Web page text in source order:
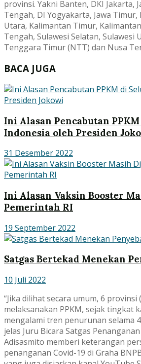
provinsi. Yakni Banten, DKI Jakarta,
Tengah, DI Yogyakarta, Jawa Timur,
Utara, Kalimantan Timur,
Tengah, Sulawesi Selatan, Sulawesi
Tenggara Timur (NTT) dan Nusa
BACA JUGA
Ini Alasan Pencabutan
Indonesia oleh Presiden
31 Desember 2022
Ini Alasan Vaksin Booster
Pemerintah RI
19 September 2022
Satgas Bertekad Menekan
10 Juli 2022
“Jika dilihat secara umum, 6 provinsi
melaksanakan PPKM, sejak tingkat
mengalami tren penurunan selama
jelas Juru Bicara Satgas
Adisasmito memberi keterangan
penanganan Covid-19 di Graha